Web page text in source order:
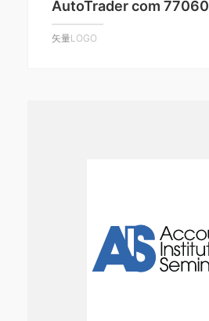
AutoTrader com 77060
矢量LOGO